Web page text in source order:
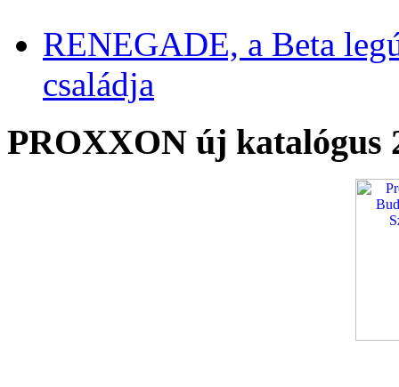
RENEGADE, a Beta
családja
PROXXON új katalógus